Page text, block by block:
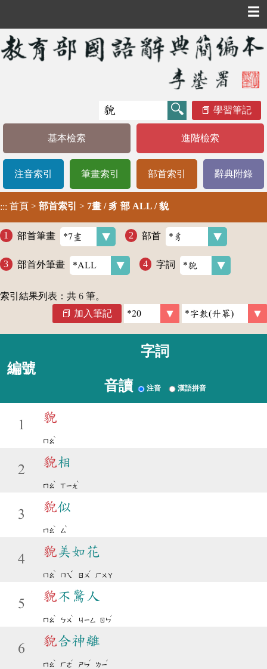
☰
學習筆記
基本檢索 進階檢索
注音索引 筆畫索引 部首索引 辭典附錄
::: 首頁 > 部首索引 > 7畫 / 豸 部 ALL / 貌
部首筆畫 部首
部首外筆畫 字詞
索引結果列表：共 6 筆。
加入筆記
編號
字詞
音讀 注音 漢語拼音
1
貌
ㄇㄠ
ˋ
2
貌相
ㄇㄠ
ˋ
ㄒㄧㄤ
ˋ
3
貌似
ㄇㄠ
ˋ
ㄙ
ˋ
4
貌美如花
ㄇㄠ
ˋ
ㄇㄟ
ˇ
ㄖㄨ
ˊ
ㄏㄨㄚ
5
貌不驚人
ㄇㄠ
ˋ
ㄅㄨ
ˋ
ㄐㄧㄥ ㄖㄣ
ˊ
6
貌合神離
ㄇㄠ
ˋ
ㄏㄜ
ˊ
ㄕㄣ
ˊ
ㄌㄧ
ˊ